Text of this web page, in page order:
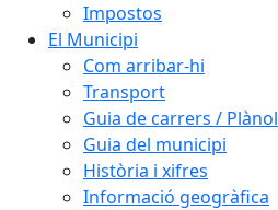
Impostos
El Municipi
Com arribar-hi
Transport
Guia de carrers / Plànol
Guia del municipi
Història i xifres
Informació geogràfica